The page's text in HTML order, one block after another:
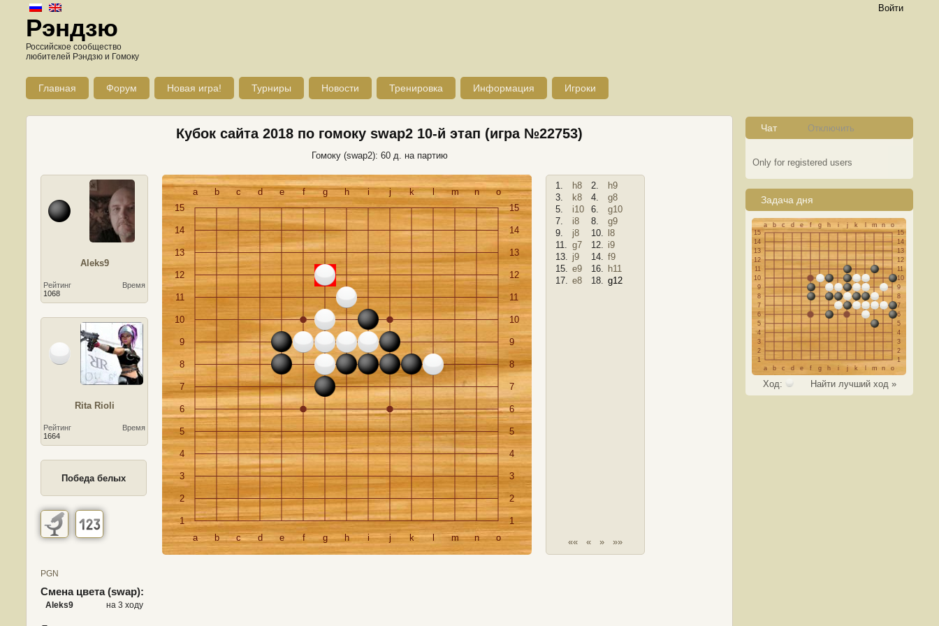
Войти
Рэндзю
Российское сообщество
любителей Рэндзю и Гомоку
Главная Форум Новая игра! Турниры Новости Тренировка Информация Игроки
Кубок сайта 2018 по гомоку swap2 10-й этап (игра №22753)
Гомоку (swap2): 60 д. на партию
Aleks9
Рейтинг
Время
1068
Rita Rioli
Рейтинг
Время
1664
Победа белых
a b c d e f g h i j k l m n
o
15
15
14 14
13 13
12 12
11 11
10 10
9 9
8 8
7 7
6 6
5 5
4 4
3 3
2 2
1
1
a
b c d e f g h i j k l m n o
1. h8 2.
h9
3.
k8 4.
g8
5.
i10 6.
g10
7.
i8 8.
g9
9.
j8 10.
l8
11. g7 12. i9
13. j9 14. f9
15. e9 16. h11
17. e8 18. g12
«« « » »»
PGN
Смена цвета (swap):
Aleks9 на 3 ходу
Чат Отключить
Only for registered users
Задача дня
a b c d e f g h i j k m n
o
15
15
14
14
13
13
12
12
11
11
10
10
9
9
8
8
7
7
6
6
5
5
4
4
3
3
2
2
1
1
a
b c d e f g h i j k m n o
Ход: Найти лучший ход »